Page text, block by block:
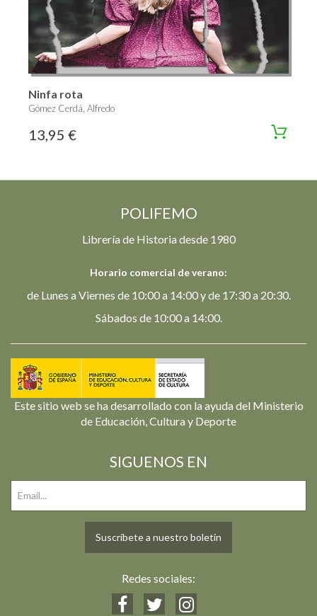
Ninfa rota
Gómez Cerdá, Alfredo
13,95 €
POLIFEMO
Librería de Historia desde 1980
Horario comercial de verano:
de Lunes a Viernes de 10:00 a 14:00 y de 17:30 a 20:30.
Sábados de 10:00 a 14:00.
Este sitio web se ha desarrollado con la ayuda del Ministerio
de Educación, Cultura y Deporte
SIGUENOS EN
Suscríbete a nuestro boletín
Redes sociales: